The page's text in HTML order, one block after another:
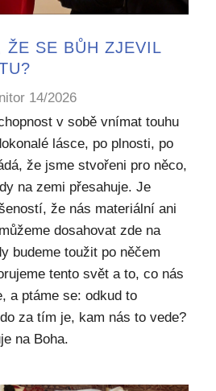
ŽE SE BŮH ZJEVIL
14/2026
v sobě vnímat touhu
lásce, po plnosti, po
že jsme stvořeni pro něco,
na zemi přesahuje. Je
že nás materiální ani
dosahovat zde na
budeme toužit po něčem
tento svět a to, co nás
a ptáme se: odkud to
za tím je, kam nás to vede?
na Boha.